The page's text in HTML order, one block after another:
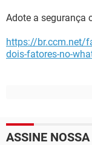
Adote a segurança
https://br.ccm.net/
dois-fatores-no-
ASSINE